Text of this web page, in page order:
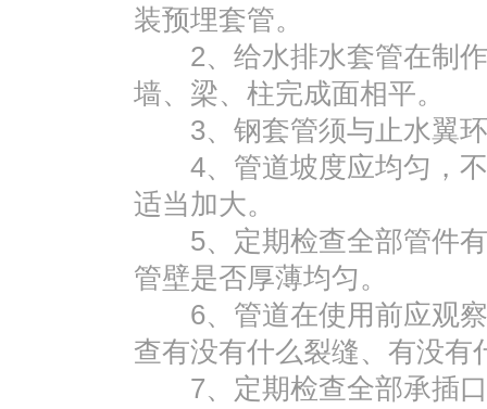
装预埋套管。
2、给水排水套管在制作
墙、梁、柱完成面相平。
3、钢套管须与止水翼环
4、管道坡度应均匀，不
适当加大。
5、定期检查全部管件有
管壁是否厚薄均匀。
6、管道在使用前应观察
查有没有什么裂缝、有没有
7、定期检查全部承插口